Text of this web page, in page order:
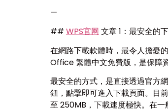
—
## WPS官网 文章 1：最安全的
在網路下載軟體時，最令人擔憂
Office 繁體中文免費版，是保障
最安全的方式，是直接透過官方
鈕，點擊即可進入下載頁面。目
至 250MB，下載速度極快。在一